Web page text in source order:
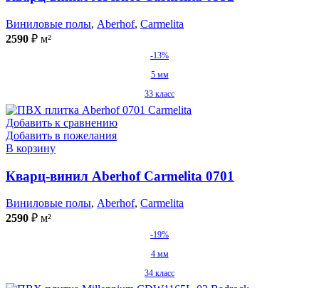
Виниловые полы, Aberhof, Carmelita
2590 ₽ м²
-13%
5 мм
33 класс
Добавить к сравнению
Добавить в пожелания
В корзину
Кварц-винил Aberhof Carmelita 0701
Виниловые полы, Aberhof, Carmelita
2590 ₽ м²
-19%
4 мм
34 класс